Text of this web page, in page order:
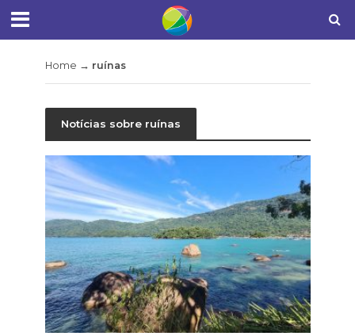
Home → ruínas
Notícias sobre ruínas